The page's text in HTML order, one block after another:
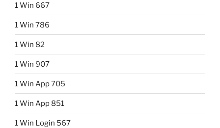
1 Win 667
1 Win 786
1 Win 82
1 Win 907
1 Win App 705
1 Win App 851
1 Win Login 567